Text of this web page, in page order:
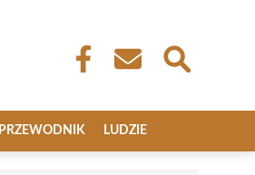
PRZEWODNIK LUDZIE